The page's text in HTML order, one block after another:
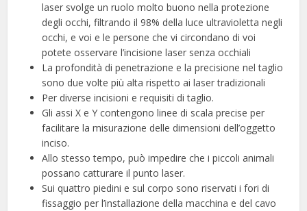
laser svolge un ruolo molto buono nella protezione
degli occhi, filtrando il 98% della luce ultravioletta negli
occhi, e voi e le persone che vi circondano di voi
potete osservare l’incisione laser senza occhiali
La profondità di penetrazione e la precisione nel taglio
sono due volte più alta rispetto ai laser tradizionali
Per diverse incisioni e requisiti di taglio.
Gli assi X e Y contengono linee di scala precise per
facilitare la misurazione delle dimensioni dell’oggetto
inciso.
Allo stesso tempo, può impedire che i piccoli animali
possano catturare il punto laser.
Sui quattro piedini e sul corpo sono riservati i fori di
fissaggio per l’installazione della macchina e del cavo